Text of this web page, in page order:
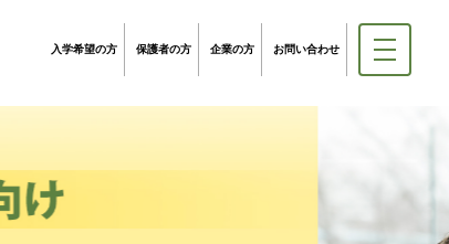
入学希望の方 保護者の方 企業の方 お問い合わせ